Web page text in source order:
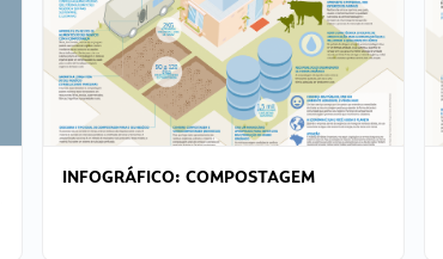
INFOGRÁFICO: COMPOSTAGEM